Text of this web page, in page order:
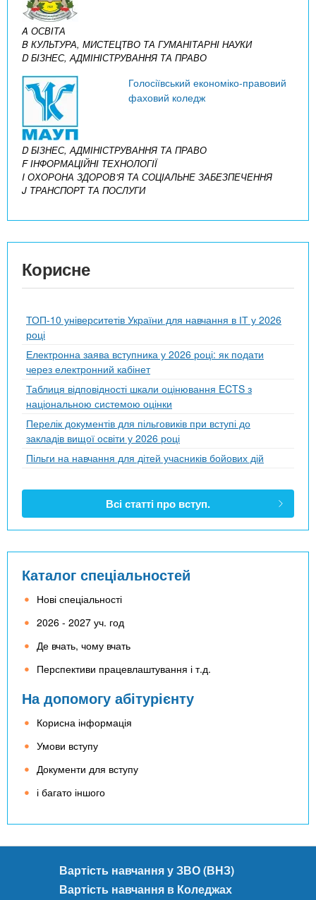
A ОСВІТА
B КУЛЬТУРА, МИСТЕЦТВО ТА ГУМАНІТАРНІ НАУКИ
D БІЗНЕС, АДМІНІСТРУВАННЯ ТА ПРАВО
Голосіївський економіко-правовий
фаховий коледж
D БІЗНЕС, АДМІНІСТРУВАННЯ ТА ПРАВО
F ІНФОРМАЦІЙНІ ТЕХНОЛОГІЇ
I ОХОРОНА ЗДОРОВ’Я ТА СОЦІАЛЬНЕ ЗАБЕЗПЕЧЕННЯ
J ТРАНСПОРТ ТА ПОСЛУГИ
Корисне
ТОП-10 університетів України для навчання в ІТ у 2026
році
Електронна заява вступника у 2026 році: як подати
через електронний кабінет
Таблиця відповідності шкали оцінювання ECTS з
національною системою оцінки
Перелік документів для пільговиків при вступі до
закладів вищої освіти у 2026 році
Пільги на навчання для дітей учасників бойових дій
Всі статті про вступ.
Каталог спеціальностей
Нові спеціальності
2026 - 2027 уч. год
Де вчать, чому вчать
Перспективи працевлаштування і т.д.
На допомогу абітурієнту
Корисна інформація
Умови вступу
Документи для вступу
і багато іншого
Вартість навчання у ЗВО (ВНЗ)
Вартість навчання в Коледжах